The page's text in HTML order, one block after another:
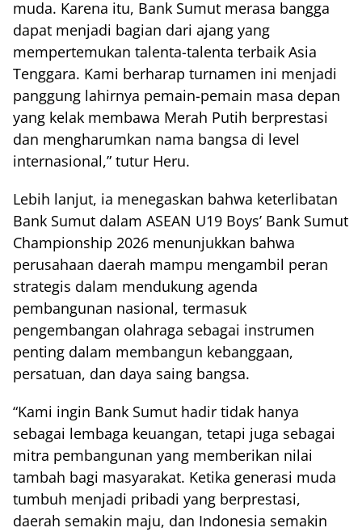
muda. Karena itu, Bank Sumut merasa bangga
dapat menjadi bagian dari ajang yang
mempertemukan talenta-talenta terbaik Asia
Tenggara. Kami berharap turnamen ini menjadi
panggung lahirnya pemain-pemain masa depan
yang kelak membawa Merah Putih berprestasi
dan mengharumkan nama bangsa di level
internasional,” tutur Heru.
Lebih lanjut, ia menegaskan bahwa keterlibatan
Bank Sumut dalam ASEAN U19 Boys’ Bank Sumut
Championship 2026 menunjukkan bahwa
perusahaan daerah mampu mengambil peran
strategis dalam mendukung agenda
pembangunan nasional, termasuk
pengembangan olahraga sebagai instrumen
penting dalam membangun kebanggaan,
persatuan, dan daya saing bangsa.
“Kami ingin Bank Sumut hadir tidak hanya
sebagai lembaga keuangan, tetapi juga sebagai
mitra pembangunan yang memberikan nilai
tambah bagi masyarakat. Ketika generasi muda
tumbuh menjadi pribadi yang berprestasi,
daerah semakin maju, dan Indonesia semakin